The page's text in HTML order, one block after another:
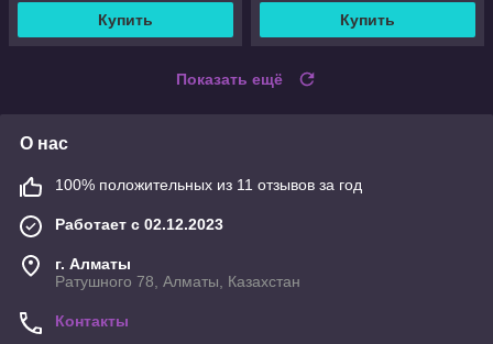
Купить Купить
Показать ещё
О нас
100% положительных из 11 отзывов за год
Работает с 02.12.2023
г. Алматы
Ратушного 78, Алматы, Казахстан
Контакты